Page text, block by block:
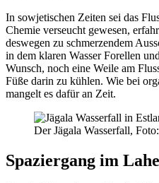
In sowjetischen Zeiten sei das
Chemie verseucht gewesen,
deswegen zu schmerzendem
in dem klaren Wasser Forellen
Wunsch, noch eine Weile am
Füße darin zu kühlen. Wie bei
mangelt es dafür an Zeit.
Der Jägala Wasserfall,
Spaziergang im